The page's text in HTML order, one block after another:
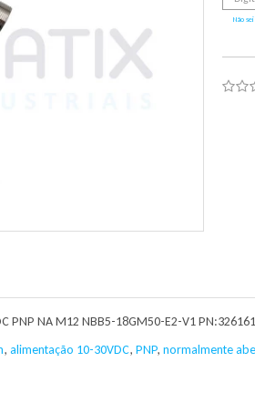
Não sei
PNP NA M12 NBB5-18GM50-E2-V1
, alimentação 10-30VDC, PNP, normalmente